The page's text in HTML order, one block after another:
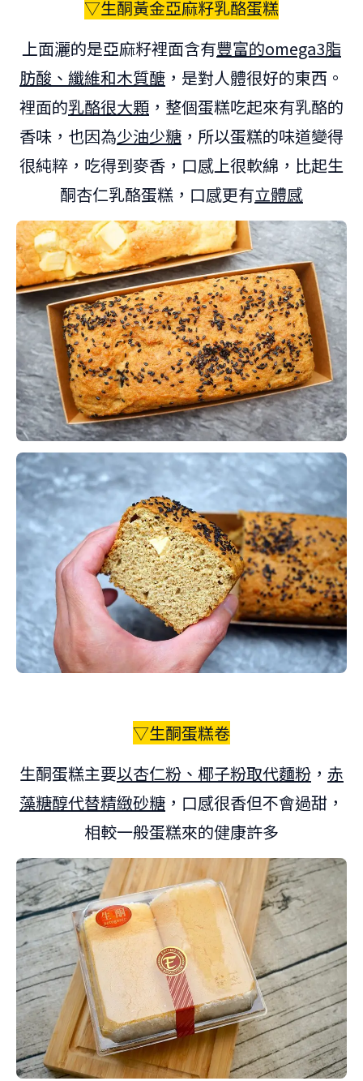
▽生酮黃金亞麻籽乳酪蛋糕
上面灑的是亞麻籽裡面含有豐富的omega3脂
肪酸、纖維和木質醣 ，是對人體很好的東西。
裡面的乳酪很大顆 ，整個蛋糕吃起來有乳酪的
香味，也因為少油少糖 ，所以蛋糕的味道變得
很純粹，吃得到麥香，口感上很軟綿，比起生
酮杏仁乳酪蛋糕，口感更有立體感
▽生酮蛋糕卷
生酮蛋糕主要以杏仁粉、椰子粉取代麵粉 ， 赤
藻糖醇代替精緻砂糖 ， 口感很香但不會過甜，
相較一般蛋糕來的健康許多